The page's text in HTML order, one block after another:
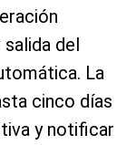
del
La
cinco días
y notificar